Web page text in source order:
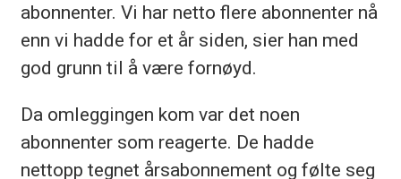
abonnenter. Vi har netto flere abonnenter nå
enn vi hadde for et år siden, sier han med
god grunn til å være fornøyd.
Da omleggingen kom var det noen
abonnenter som reagerte. De hadde
nettopp tegnet årsabonnement og følte seg